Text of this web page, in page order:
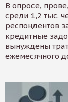
В опросе,
среди 1,2 тыс.
респондентов
кредитные
вынуждены
ежемесячного